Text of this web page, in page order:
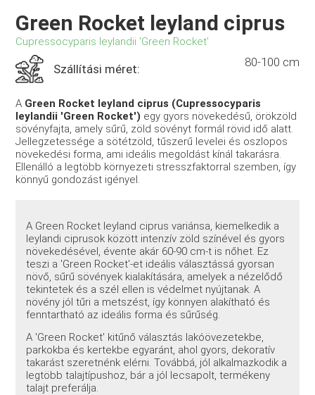
Green Rocket leyland ciprus
Cupressocyparis leylandii 'Green Rocket'
Szállítási méret: 80-100 cm
A Green Rocket leyland ciprus (Cupressocyparis
leylandii 'Green Rocket') egy gyors növekedésű, örökzöld
sövényfajta, amely sűrű, zöld sövényt formál rövid idő alatt.
Jellegzetessége a sötétzöld, tűszerű levelei és oszlopos
növekedési forma, ami ideális megoldást kínál takarásra.
Ellenálló a legtöbb környezeti stresszfaktorral szemben, így
könnyű gondozást igényel.
A Green Rocket leyland ciprus variánsa, kiemelkedik a
leylandi ciprusok között intenzív zöld színével és gyors
növekedésével, évente akár 60-90 cm-t is nőhet. Ez
teszi a 'Green Rocket'-et ideális választássá gyorsan
növő, sűrű sövények kialakítására, amelyek a nézelődő
tekintetek és a szél ellen is védelmet nyújtanak. A
növény jól tűri a metszést, így könnyen alakítható és
fenntartható az ideális forma és sűrűség.
A 'Green Rocket' kitűnő választás lakóövezetekbe,
parkokba és kertekbe egyaránt, ahol gyors, dekoratív
takarást szeretnénk elérni. Továbbá, jól alkalmazkodik a
legtöbb talajtípushoz, bár a jól lecsapolt, termékeny
talajt preferálja.